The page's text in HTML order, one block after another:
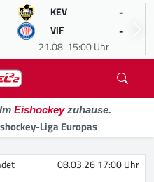
KEV -
VIF -
21.08. 15:00 Uhr
Eishockeyzuhause.
Liga Europas
08.03.26 17:00 Uhr